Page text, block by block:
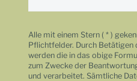
Alle mit einem Stern ( * )
Pflichtfelder. Durch Betätigen
werden die in das obige
zum Zwecke der
und verarbeitet. Sämtliche